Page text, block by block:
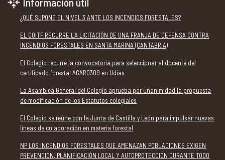
¿QUÉ SUPONE EL NIVEL 3 ANTE LOS INCENDIOS FORESTALES?
EL COITF RECURRE LA LICITACIÓN DE UNA FRANJA DE DEFENSA CONTRA
INCENDIOS FORESTALES EN SANTA MARINA (CANTABRIA)
El Colegio recurre la convocatoria para seleccionar al docente del
certificado forestal AGAR0309 en Udías
La Asamblea General del Colegio aprueba por unanimidad la propuesta
de modificación de los Estatutos colegiales
El Colegio se reúne con la Junta de Castilla y León para impulsar nuevas
líneas de colaboración en materia forestal
NP LOS INCENDIOS FORESTALES QUE AMENAZAN POBLACIONES EXIGEN
PREVENCIÓN, PLANIFICACIÓN LOCAL Y AUTOPROTECCIÓN DURANTE TODO